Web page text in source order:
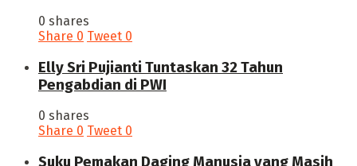
0 shares
Share 0 Tweet 0
Elly Sri Pujianti Tuntaskan 32 Tahun
Pengabdian di PWI
0 shares
Share 0 Tweet 0
‎Suku Pemakan Daging Manusia yang Masih